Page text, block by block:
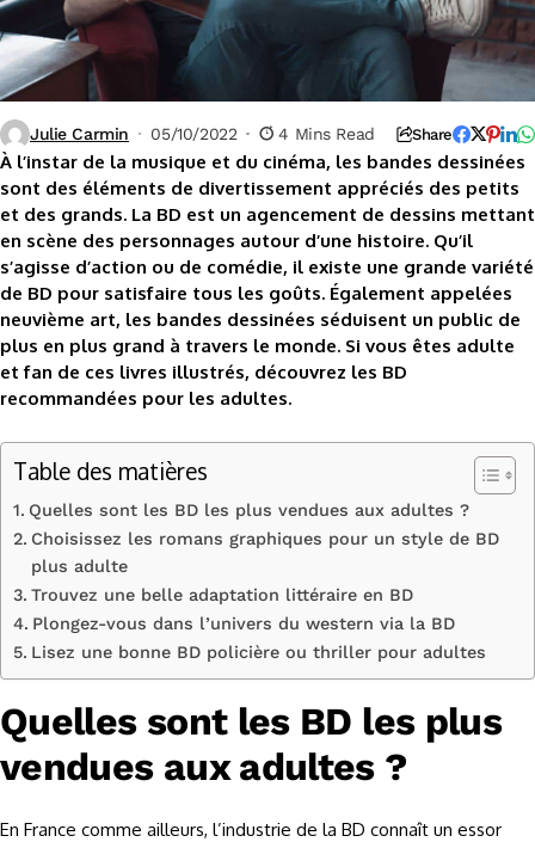
Julie Carmin 05/10/2022 4 Mins Read Share
À l’instar de la musique et du cinéma, les bandes dessinées
sont des éléments de divertissement appréciés des petits
et des grands. La BD est un agencement de dessins mettant
en scène des personnages autour d’une histoire. Qu’il
s’agisse d’action ou de comédie, il existe une grande variété
de BD pour satisfaire tous les goûts. Également appelées
neuvième art, les bandes dessinées séduisent un public de
plus en plus grand à travers le monde. Si vous êtes adulte
et fan de ces livres illustrés, découvrez les BD
recommandées pour les adultes.
Table des matières
Quelles sont les BD les plus vendues aux adultes ?
Choisissez les romans graphiques pour un style de BD
plus adulte
Trouvez une belle adaptation littéraire en BD
Plongez-vous dans l’univers du western via la BD
Lisez une bonne BD policière ou thriller pour adultes
Quelles sont les BD les plus
vendues aux adultes ?
En France comme ailleurs, l’industrie de la BD connaît un essor